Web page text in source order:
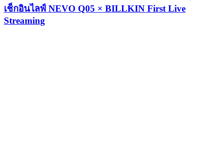
เช็กอินไลฟ์ NEVO Q05 × BILLKIN First Live
Streaming